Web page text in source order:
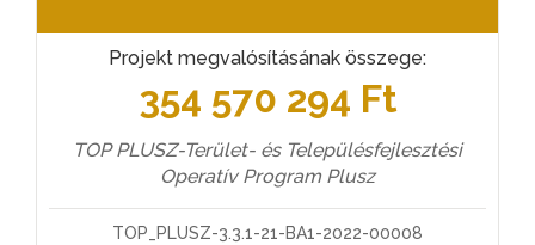
Projekt megvalósításának összege:
354 570 294 Ft
TOP PLUSZ-Terület- és Településfejlesztési
Operatív Program Plusz
TOP_PLUSZ-3.3.1-21-BA1-2022-00008